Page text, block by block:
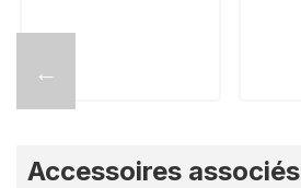
←
Accessoires associés